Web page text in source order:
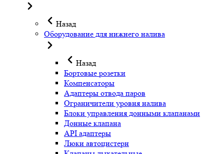
Назад
Оборудование для нижнего налива
Назад
Бортовые розетки
Компенсаторы
Адаптеры отвода паров
Ограничители уровня налива
Блоки управления донными клапанами
Донные клапана
API адаптеры
Люки автоцистерн